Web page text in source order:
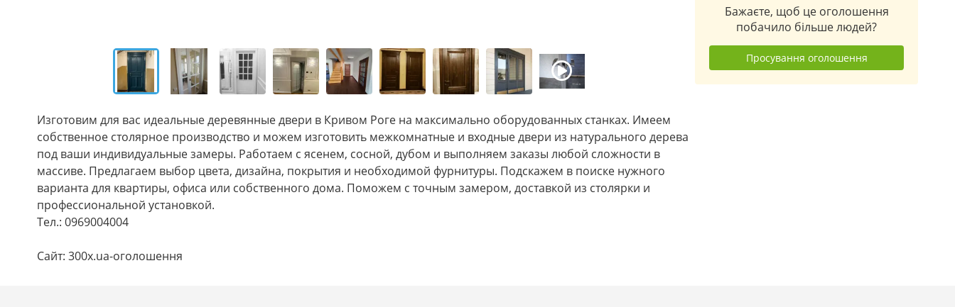
Изготовим для вас идеальные деревянные двери в Кривом Роге на максимально оборудованных станках. Имеем
собственное столярное производство и можем изготовить межкомнатные и входные двери из натурального дерева
под ваши индивидуальные замеры. Работаем с ясенем, сосной, дубом и выполняем заказы любой сложности в
массиве. Предлагаем выбор цвета, дизайна, покрытия и необходимой фурнитуры. Подскажем в поиске нужного
варианта для квартиры, офиса или собственного дома. Поможем с точным замером, доставкой из столярки и
профессиональной установкой.
Тел.: 0969004004
Сайт: 300x.ua-оголошення
Бажаєте, щоб це оголошення
побачило більше людей?
Просування оголошення